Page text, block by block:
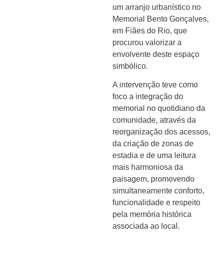
um arranjo urbanístico no
Memorial Bento Gonçalves,
em Fiães do Rio, que
procurou valorizar a
envolvente deste espaço
simbólico.
A intervenção teve como
foco a integração do
memorial no quotidiano da
comunidade, através da
reorganização dos acessos,
da criação de zonas de
estadia e de uma leitura
mais harmoniosa da
paisagem, promovendo
simultaneamente conforto,
funcionalidade e respeito
pela memória histórica
associada ao local.